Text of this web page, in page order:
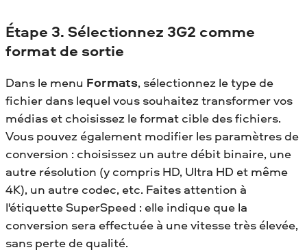
Étape 3. Sélectionnez 3G2 comme
format de sortie
Dans le menu Formats, sélectionnez le type de
fichier dans lequel vous souhaitez transformer vos
médias et choisissez le format cible des fichiers.
Vous pouvez également modifier les paramètres de
conversion : choisissez un autre débit binaire, une
autre résolution (y compris HD, Ultra HD et même
4K), un autre codec, etc. Faites attention à
l'étiquette SuperSpeed : elle indique que la
conversion sera effectuée à une vitesse très élevée,
sans perte de qualité.